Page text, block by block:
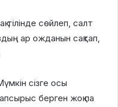
тілінде сөйлеп, салт
ар ожданын сақтап,
сізге осы
берген жоқ па